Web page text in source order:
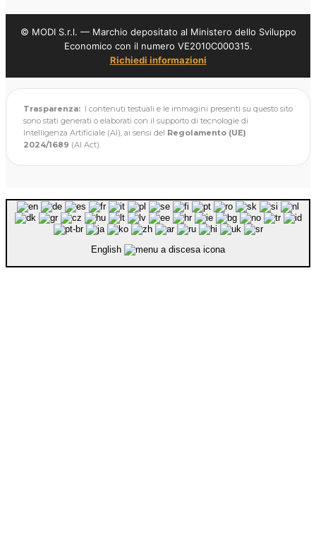
© MODI S.r.l. — Marchio depositato al Ministero dello Sviluppo
Economico con il numero VE2010C000315.
Richiedi informazioni
Trasparenza: I contenuti testuali e le immagini presenti su questo sito
sono stati generati o elaborati con il supporto di tecnologie di
Intelligenza Artificiale (AI), ai sensi del Regolamento (UE)
2024/1689 (AI Act).
English